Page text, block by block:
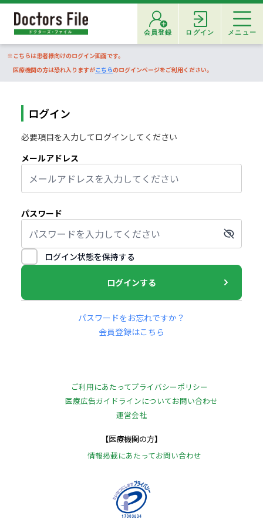
会員登録 ログイン メニュー
※こちらは患者様向けのログイン画面です。
医療機関の方は恐れ入りますがこちらのログインページをご利用ください。
ログイン
必要項目を入力してログインしてください
メールアドレス
パスワード
ログイン状態を保持する
ログインする
パスワードをお忘れですか？
会員登録はこちら
ご利用にあたってプライバシーポリシー
医療広告ガイドラインについてお問い合わせ
運営会社
【医療機関の方】
情報掲載にあたってお問い合わせ